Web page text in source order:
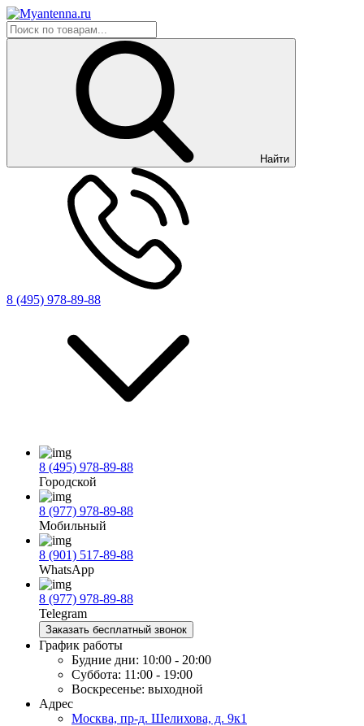
Найти
8 (495) 978-89-88
8 (495) 978-89-88
Городской
8 (977) 978-89-88
Мобильный
8 (901) 517-89-88
WhatsApp
8 (977) 978-89-88
Telegram
Заказать бесплатный звонок
График работы
Будние дни: 10:00 - 20:00
Суббота: 11:00 - 19:00
Воскресенье: выходной
Адрес
Москва, пр-д. Шелихова, д. 9к1